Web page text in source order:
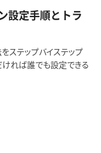
設定手順とトラ
ステップバイステップ
ければ誰でも設定できる